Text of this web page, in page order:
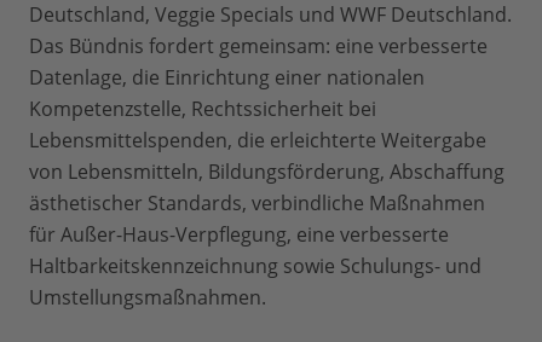
Deutschland, Veggie Specials und WWF Deutschland.
Das Bündnis fordert gemeinsam: eine verbesserte
Datenlage, die Einrichtung einer nationalen
Kompetenzstelle, Rechtssicherheit bei
Lebensmittelspenden, die erleichterte Weitergabe
von Lebensmitteln, Bildungsförderung, Abschaffung
ästhetischer Standards, verbindliche Maßnahmen
für Außer-Haus-Verpflegung, eine verbesserte
Haltbarkeitskennzeichnung sowie Schulungs- und
Umstellungsmaßnahmen.